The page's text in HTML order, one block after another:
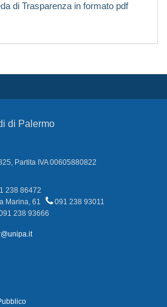
di Trasparenza in formato pdf
di Palermo
Partita IVA 00605880822
238 86472
Marina, 61
091 238 93011
238 93666